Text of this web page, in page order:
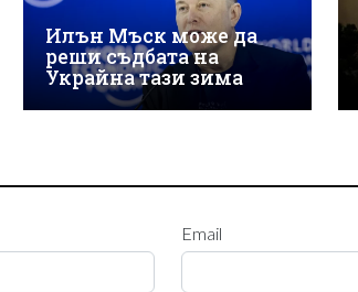
Илън Мъск може да
реши съдбата на
Украйна тази зима
Email